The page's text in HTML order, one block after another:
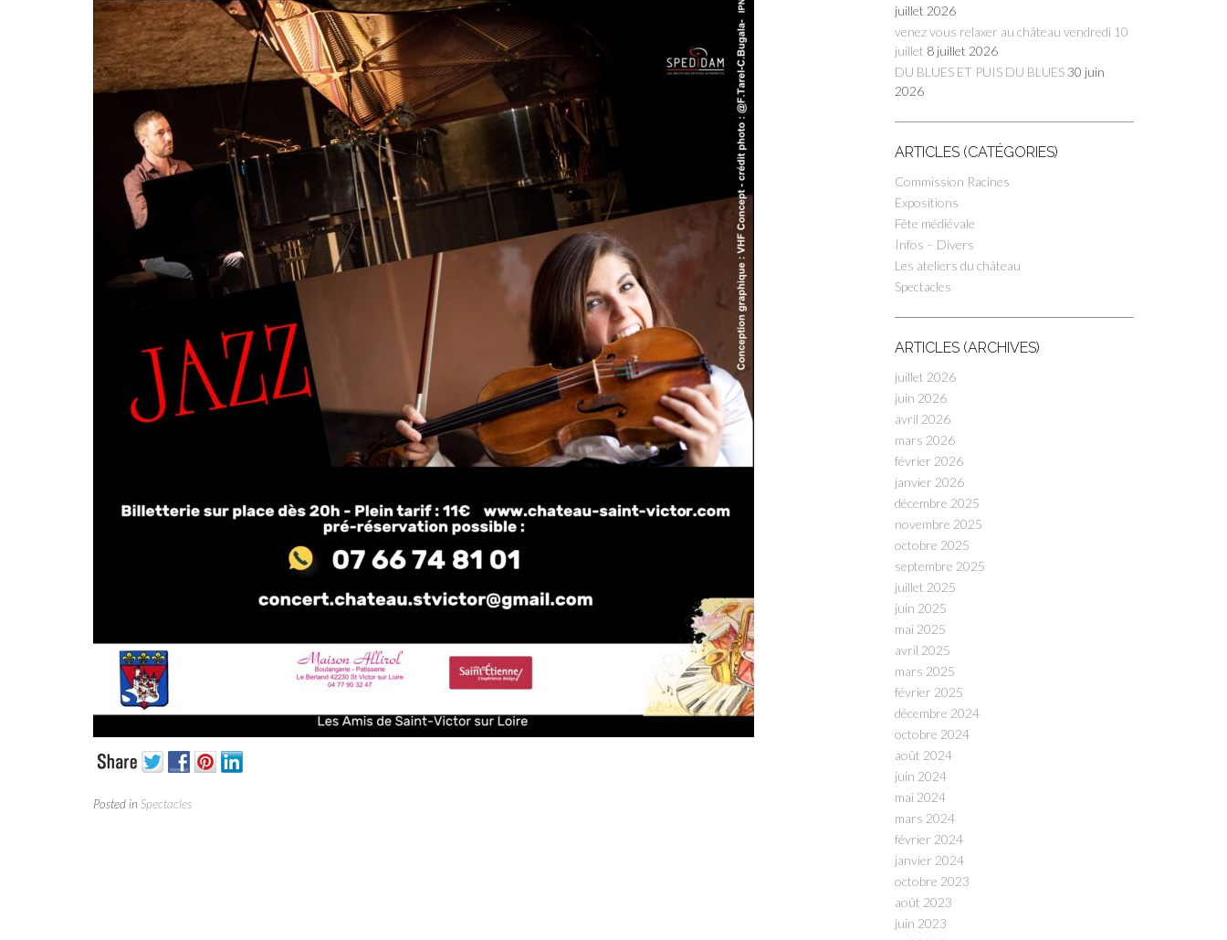
Posted in Spectacles
juillet 2026
venez vous relaxer au château vendredi 10
juillet 8 juillet 2026
DU BLUES ET PUIS DU BLUES30 juin
2026
ARTICLES (CATÉGORIES)
Commission Racines
Expositions
Fête médiévale
Infos – Divers
Les ateliers du château
Spectacles
ARTICLES (ARCHIVES)
juillet 2026
juin 2026
avril 2026
mars 2026
février 2026
janvier 2026
décembre 2025
novembre 2025
octobre 2025
septembre 2025
juillet 2025
juin 2025
mai 2025
avril 2025
mars 2025
février 2025
décembre 2024
octobre 2024
août 2024
juin 2024
mai 2024
mars 2024
février 2024
janvier 2024
octobre 2023
août 2023
juin 2023